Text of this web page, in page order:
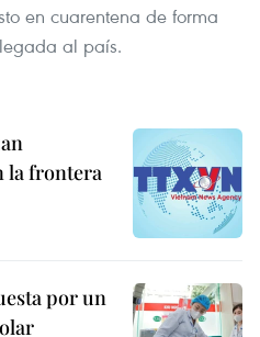
en cuarentena de forma
al país.
la frontera
por un